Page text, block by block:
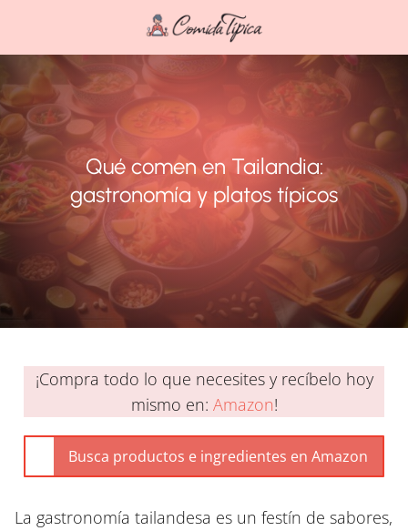
Qué comen en Tailandia:
gastronomía y platos típicos
¡Compra todo lo que necesites y recíbelo hoy
mismo en: Amazon!
La gastronomía tailandesa es un festín de sabores,